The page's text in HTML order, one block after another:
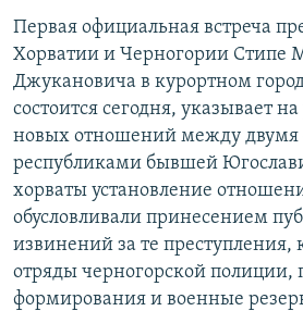
РАСПИСАНИЕ ВЕЩАНИЯ
ПОДПИШИТЕСЬ НА РАССЫЛКУ
СОЦИАЛЬНЫЕ СЕТИ
Все сайты РСЕ/РС
Первая официальная встреча
Хорватии и Черногории Стипе
Джукановича в курортном
состоится сегодня, указывает
новых отношений между двумя
республиками бывшей
хорваты установление
обусловливали принесением
извинений за те
отряды черногорской полиции,
формирования и военные